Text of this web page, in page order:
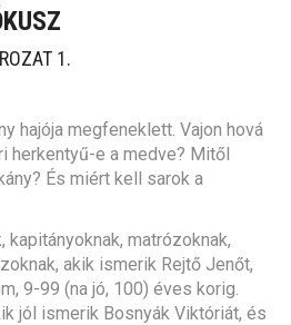
1.
hajója megfeneklett. Vajon hová
herkentyű-e a medve? Mitől
És miért kell sarok a
kapitányoknak, matrózoknak,
akik ismerik Rejtő Jenőt,
9-99 (na jó, 100) éves korig.
jól ismerik Bosnyák Viktóriát, és